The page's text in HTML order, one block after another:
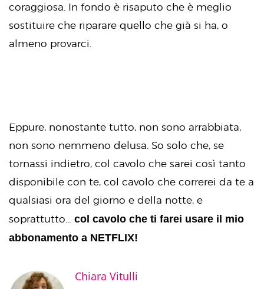
coraggiosa. In fondo è risaputo che è meglio
sostituire che riparare quello che già si ha, o
almeno provarci.
Eppure, nonostante tutto, non sono arrabbiata,
non sono nemmeno delusa. So solo che, se
tornassi indietro, col cavolo che sarei così tanto
disponibile con te, col cavolo che correrei da te a
qualsiasi ora del giorno e della notte, e
soprattutto… col cavolo che ti farei usare il mio
abbonamento a NETFLIX!
Chiara Vitulli